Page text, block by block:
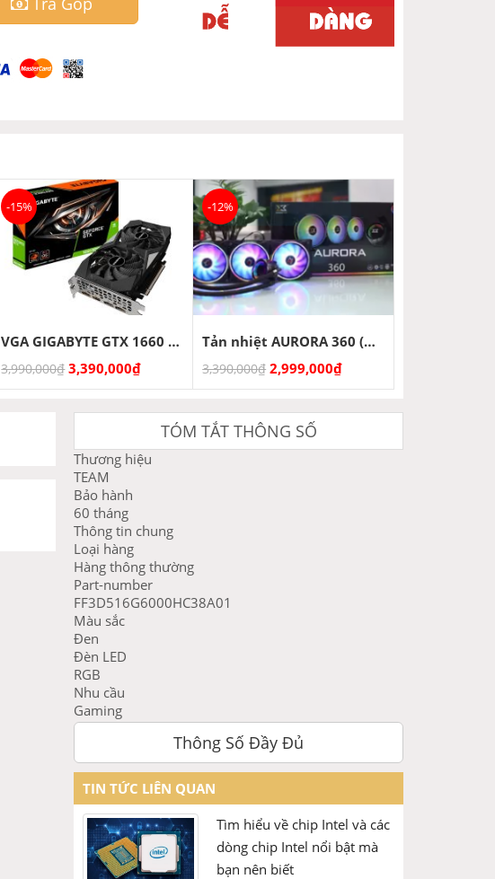
-15%
VGA GIGABYTE GTX 1660 Super 6G
3,990,000₫ 3,390,000₫
-12%
Tản nhiệt AURORA 360 (ARGB) – Xigmatek – EN42814
3,390,000₫ 2,999,000₫
TÓM TẮT THÔNG SỐ
Thương hiệu
TEAM
Bảo hành
60 tháng
Thông tin chung
Loại hàng
Hàng thông thường
Part-number
FF3D516G6000HC38A01
Màu sắc
Đen
Đèn LED
RGB
Nhu cầu
Gaming
Cấu hình chi tiết
1 x 16GB
Thế hệ
DDR5
Bus
6000MHz
Timing
Thông Số Đầy Đủ
TIN TỨC LIÊN QUAN
Tìm hiểu về chip Intel và các
dòng chip Intel nổi bật mà
bạn nên biết